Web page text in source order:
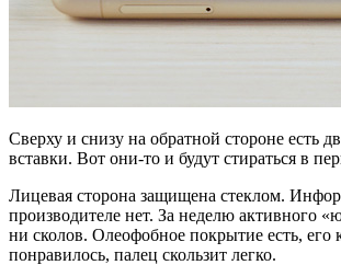
Сверху и снизу на обратной стороне есть
вставки. Вот они-то и будут стираться в
Лицевая сторона защищена стеклом.
производителе нет. За неделю активного
ни сколов. Олеофобное покрытие есть, его
понравилось, палец скользит легко.